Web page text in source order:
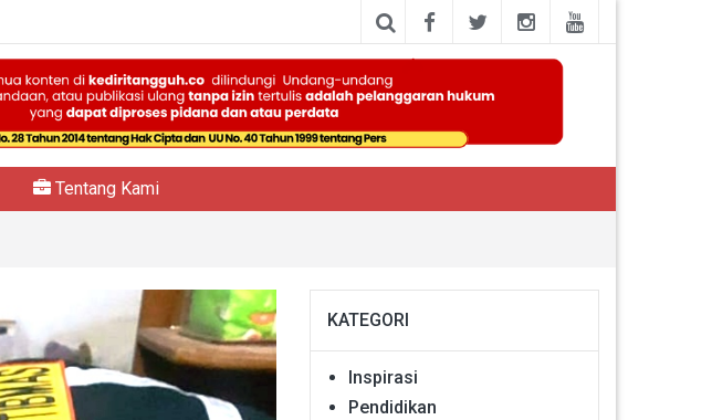
Tentang Kami
KATEGORI
Inspirasi
Pendidikan